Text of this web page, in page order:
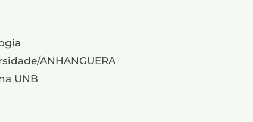
ANHANGUERA
UNB